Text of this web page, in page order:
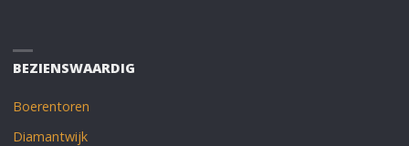
BEZIENSWAARDIG
Boerentoren
Diamantwijk